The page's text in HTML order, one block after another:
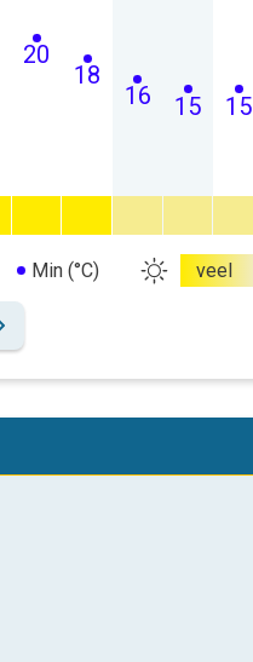
20
18
16 15 15
Min (°C) veel